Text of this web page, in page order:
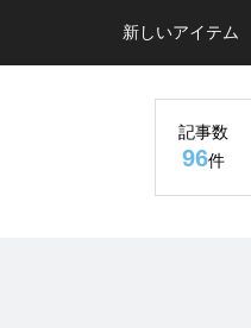
新しいアイテム
記事数
96件